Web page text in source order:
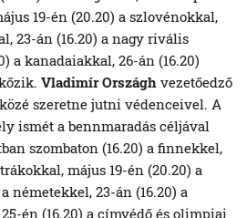
19-én (20.20) a szlovénokkal,
23-án (16.20) a nagy rivális
a kanadaiakkal, 26-án (16.20)
Vladimír Országh vezetőedző
szeretne jutni védenceivel. A
ismét a bennmaradás céljával
szombaton (16.20) a finnekkel,
május 19-én (20.20) a
németekkel, 23-án (16.20) a
én (16.20) a címvédő és olimpiai